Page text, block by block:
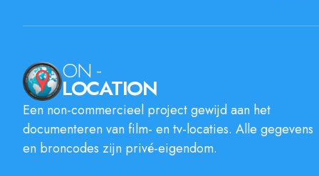
ON -
LOCATION
Een non-commercieel project gewijd aan het
documenteren van film- en tv-locaties. Alle gegevens
en broncodes zijn privé-eigendom.